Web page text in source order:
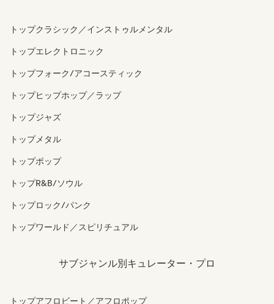
トップクラシック／インストゥルメンタル
トップエレクトロニック
トップフォーク/アコースティック
トップヒップホップ／ラップ
トップジャズ
トップメタル
トップポップ
トップR&B/ソウル
トップロック/パンク
トップワールド／スピリチュアル
サブジャンル別キュレーター・プロ
トップアフロビート／アフロポップ